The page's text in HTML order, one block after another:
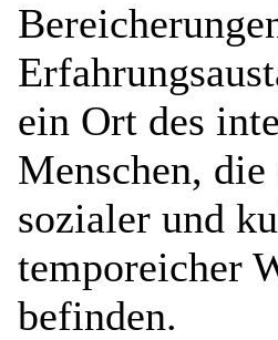
ein Ort des
Menschen,
sozialer und
temporeicher
befinden.